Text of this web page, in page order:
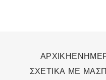
ΑΡΧΙΚΗ
ΣΧΕΤΙΚΑ ΜΕ ΜΑΣ